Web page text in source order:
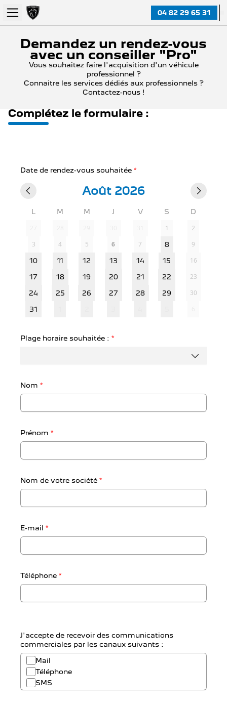
04 82 29 65 31
Demandez un rendez-vous
avec un conseiller "Pro"
Vous souhaitez faire l'acquisition d'un véhicule
professionnel ?
Connaitre les services dédiés aux professionnels ?
Contactez-nous !
Complétez le formulaire :
Date de rendez-vous souhaitée *
Août 2026
L M M J V S D
1
2
3
4 5 6 7 8 9
10 11 12 13 14 15 16
17 18 19 20 21 22 23
24 25 26 27 28 29 30
31
Plage horaire souhaitée : *
Nom *
Prénom *
Nom de votre société *
E-mail *
Téléphone *
J'accepte de recevoir des communications
commerciales par les canaux suivants :
Mail
Téléphone
SMS